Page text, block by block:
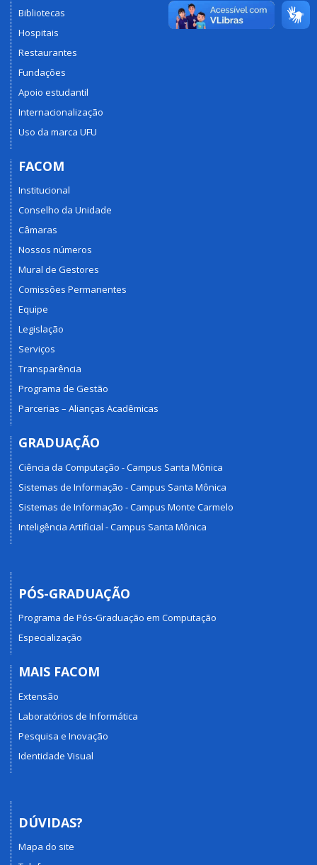
Bibliotecas
Hospitais
Restaurantes
Fundações
Apoio estudantil
Internacionalização
Uso da marca UFU
FACOM
Institucional
Conselho da Unidade
Câmaras
Nossos números
Mural de Gestores
Comissões Permanentes
Equipe
Legislação
Serviços
Transparência
Programa de Gestão
Parcerias – Alianças Acadêmicas
GRADUAÇÃO
Ciência da Computação - Campus Santa Mônica
Sistemas de Informação - Campus Santa Mônica
Sistemas de Informação - Campus Monte Carmelo
Inteligência Artificial - Campus Santa Mônica
PÓS-GRADUAÇÃO
Programa de Pós-Graduação em Computação
Especialização
MAIS FACOM
Extensão
Laboratórios de Informática
Pesquisa e Inovação
Identidade Visual
DÚVIDAS?
Mapa do site